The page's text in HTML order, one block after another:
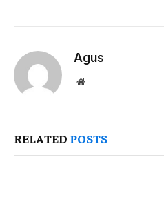
Agus
Website
RELATED POSTS